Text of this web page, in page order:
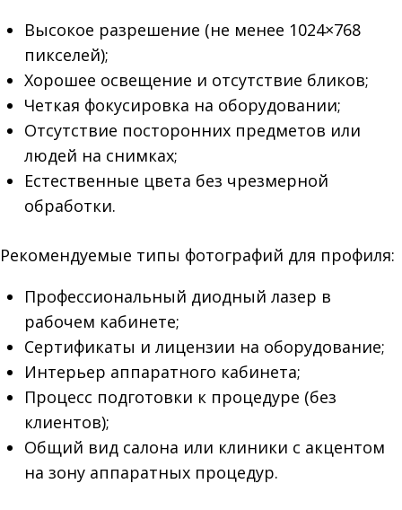
Высокое разрешение (не менее 1024×768
пикселей);
Хорошее освещение и отсутствие бликов;
Четкая фокусировка на оборудовании;
Отсутствие посторонних предметов или
людей на снимках;
Естественные цвета без чрезмерной
обработки.
Рекомендуемые типы фотографий для профиля:
Профессиональный диодный лазер в
рабочем кабинете;
Сертификаты и лицензии на оборудование;
Интерьер аппаратного кабинета;
Процесс подготовки к процедуре (без
клиентов);
Общий вид салона или клиники с акцентом
на зону аппаратных процедур.